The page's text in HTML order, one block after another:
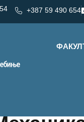
+387 59 490 654